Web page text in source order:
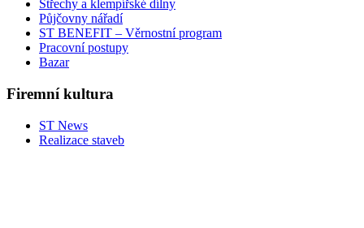
Střechy a klempířské dílny
Půjčovny nářadí
ST BENEFIT – Věrnostní program
Pracovní postupy
Bazar
Firemní kultura
ST News
Realizace staveb